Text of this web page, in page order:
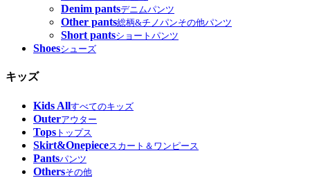
Denim pantsデニムパンツ
Other pants総柄&チノパンその他パンツ
Short pantsショートパンツ
Shoesシューズ
キッズ
Kids Allすべてのキッズ
Outerアウター
Tops トップス
Skirt&Onepieceスカート＆ワンピース
Pantsパンツ
Othersその他